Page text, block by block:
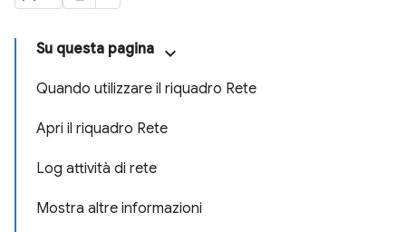
Su questa pagina
Quando utilizzare il riquadro Rete
Apri il riquadro Rete
Log attività di rete
Mostra altre informazioni